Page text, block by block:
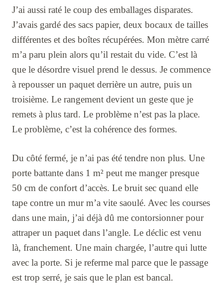
J’ai aussi raté le coup des emballages disparates.
J’avais gardé des sacs papier, deux bocaux de tailles
différentes et des boîtes récupérées. Mon mètre carré
m’a paru plein alors qu’il restait du vide. C’est là
que le désordre visuel prend le dessus. Je commence
à repousser un paquet derrière un autre, puis un
troisième. Le rangement devient un geste que je
remets à plus tard. Le problème n’est pas la place.
Le problème, c’est la cohérence des formes.
Du côté fermé, je n’ai pas été tendre non plus. Une
porte battante dans 1 m² peut me manger presque
50 cm de confort d’accès. Le bruit sec quand elle
tape contre un mur m’a vite saoulé. Avec les courses
dans une main, j’ai déjà dû me contorsionner pour
attraper un paquet dans l’angle. Le déclic est venu
là, franchement. Une main chargée, l’autre qui lutte
avec la porte. Si je referme mal parce que le passage
est trop serré, je sais que le plan est bancal.